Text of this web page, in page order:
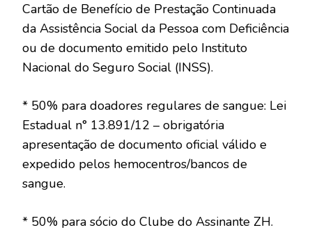
Cartão de Benefício de Prestação Continuada
da Assistência Social da Pessoa com Deficiência
ou de documento emitido pelo Instituto
Nacional do Seguro Social (INSS).
* 50% para doadores regulares de sangue: Lei
Estadual n° 13.891/12 – obrigatória
apresentação de documento oficial válido e
expedido pelos hemocentros/bancos de
sangue.
* 50% para sócio do Clube do Assinante ZH.